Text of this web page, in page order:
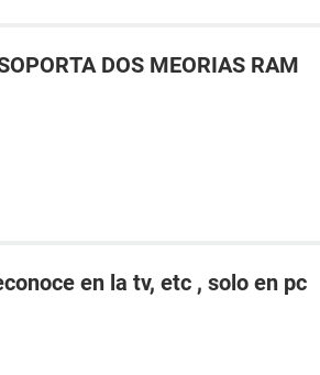
DOS MEORIAS RAM
en la tv, etc , solo en pc